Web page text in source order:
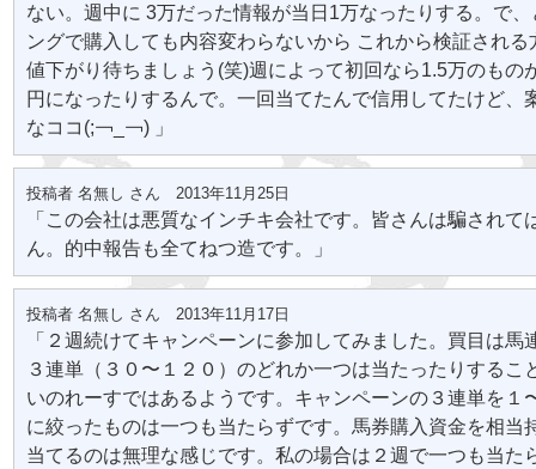
ない。週中に 3万だった情報が当日1万なったりする。で
ングで購入しても内容変わらないから これから検証される
値下がり待ちましょう(笑)週によって初回なら1.5万のもの
円になったりするんで。一回当てたんで信用してたけど、
なココ(;￢_￢) 」
投稿者 名無し さん 2013年11月25日
「この会社は悪質なインチキ会社です。皆さんは騙されて
ん。的中報告も全てねつ造です。」
投稿者 名無し さん 2013年11月17日
「２週続けてキャンペーンに参加してみました。買目は馬
３連単（３０〜１２０）のどれか一つは当たったりするこ
いのれーすではあるようです。キャンペーンの３連単を１
に絞ったものは一つも当たらずです。馬券購入資金を相当
当てるのは無理な感じです。私の場合は２週で一つも当た